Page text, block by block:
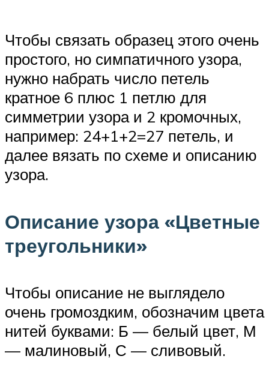
Чтобы связать образец этого очень
простого, но симпатичного узора,
нужно набрать число петель
кратное 6 плюс 1 петлю для
симметрии узора и 2 кромочных,
например: 24+1+2=27 петель, и
далее вязать по схеме и описанию
узора.
Описание узора «Цветные
треугольники»
Чтобы описание не выглядело
очень громоздким, обозначим цвета
нитей буквами: Б — белый цвет, М
— малиновый, С — сливовый.